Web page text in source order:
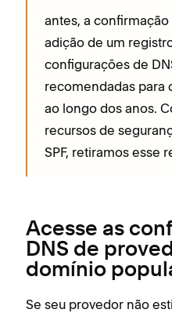
antes, a
adição de um
configurações de
recomendadas para
ao longo dos anos.
recursos de
SPF, retiramos esse
Acesse as
DNS de
domínio
Se seu provedor não